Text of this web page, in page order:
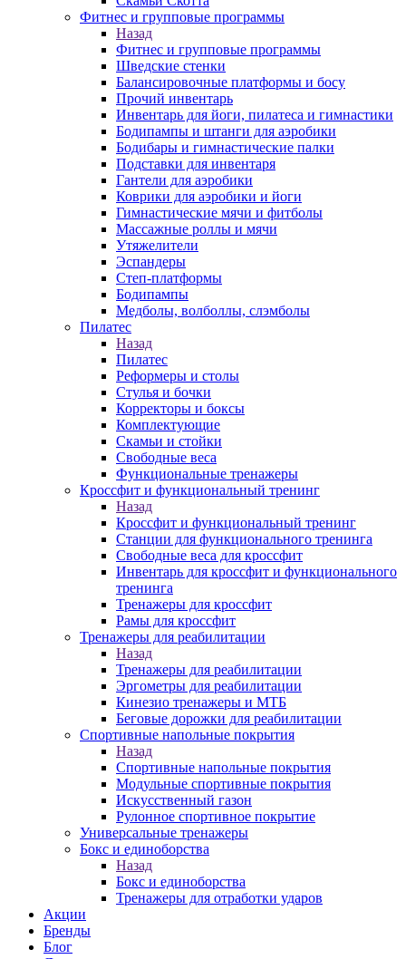
Фитнес и групповые программы
Назад
Фитнес и групповые программы
Шведские стенки
Балансировочные платформы и босу
Прочий инвентарь
Инвентарь для йоги, пилатеса и гимнастики
Бодипампы и штанги для аэробики
Бодибары и гимнастические палки
Подставки для инвентаря
Гантели для аэробики
Коврики для аэробики и йоги
Гимнастические мячи и фитболы
Массажные роллы и мячи
Утяжелители
Эспандеры
Степ-платформы
Бодипампы
Медболы, волболлы, слэмболы
Пилатес
Назад
Пилатес
Реформеры и столы
Стулья и бочки
Корректоры и боксы
Комплектующие
Скамьи и стойки
Свободные веса
Функциональные тренажеры
Кроссфит и функциональный тренинг
Назад
Кроссфит и функциональный тренинг
Станции для функционального тренинга
Свободные веса для кроссфит
Инвентарь для кроссфит и функционального
тренинга
Тренажеры для кроссфит
Рамы для кроссфит
Тренажеры для реабилитации
Назад
Тренажеры для реабилитации
Эргометры для реабилитации
Кинезио тренажеры и МТБ
Беговые дорожки для реабилитации
Спортивные напольные покрытия
Назад
Спортивные напольные покрытия
Модульные спортивные покрытия
Искусственный газон
Рулонное спортивное покрытие
Универсальные тренажеры
Бокс и единоборства
Назад
Бокс и единоборства
Тренажеры для отработки ударов
Акции
Бренды
Блог